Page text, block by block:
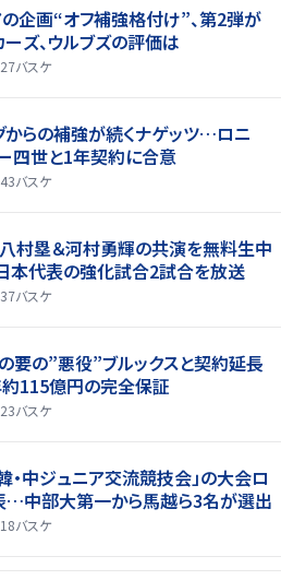
企画“オフ補強格付け”、第2弾が
ズ、ウルブズの評価は
バスケ
からの補強が続くナゲッツ…ロニ
四世と1年契約に合意
バスケ
八村塁＆河村勇輝の共演を無料生中
代表の強化試合2試合を放送
バスケ
要の”悪役”ブルックスと契約延長
115億円の完全保証
バスケ
・中ジュニア交流競技会」の大会ロ
…中部大第一から馬越ら3名が選出
バスケ